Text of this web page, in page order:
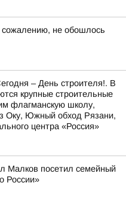
не обошлось
– День строителя!. В
крупные строительные
флагманскую школу,
Оку, Южный обход Рязани,
центра «Россия»
Малков посетил семейный
России»